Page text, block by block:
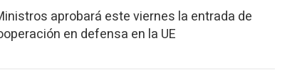
aprobará este viernes la entrada de
en defensa en la UE